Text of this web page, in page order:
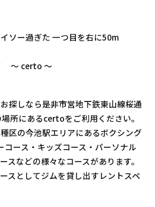
ソー過ぎた 一つ目を右に50m
〜 certo 〜
探しなら是非市営地下鉄東山線桜通
所にあるcertoをご利用ください。
区の今池駅エリアにあるボクシング
ース・キッズコース・パーソナル
スなどの様々なコースがあります。
スとしてジムを貸し出すレントスペ